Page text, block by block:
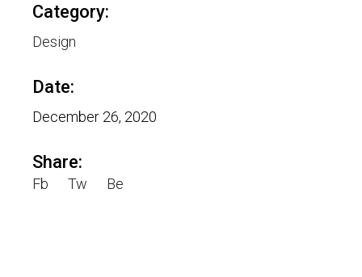
Category:
Design
Date:
December 26, 2020
Share:
Fb Tw Be